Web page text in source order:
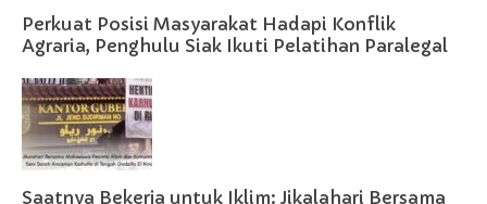
Perkuat Posisi Masyarakat Hadapi Konflik
Agraria, Penghulu Siak Ikuti Pelatihan Paralegal
Saatnya Bekerja untuk Iklim: Jikalahari Bersama